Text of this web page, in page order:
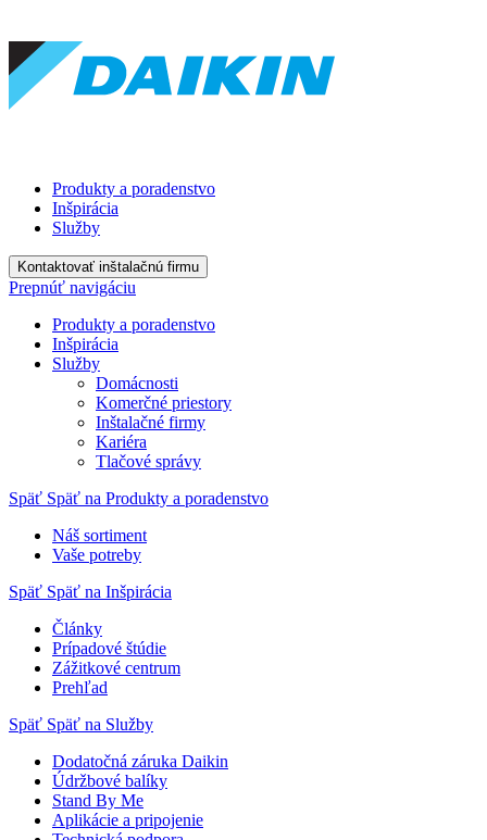
Produkty a poradenstvo
Inšpirácia
Služby
Kontaktovať inštalačnú firmu
Prepnúť navigáciu
Produkty a poradenstvo
Inšpirácia
Služby
Domácnosti
Komerčné priestory
Inštalačné firmy
Kariéra
Tlačové správy
Späť Späť na Produkty a poradenstvo
Náš sortiment
Vaše potreby
Späť Späť na Inšpirácia
Články
Prípadové štúdie
Zážitkové centrum
Prehľad
Späť Späť na Služby
Dodatočná záruka Daikin
Údržbové balíky
Stand By Me
Aplikácie a pripojenie